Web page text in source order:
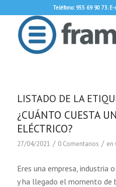
Teléfono: 955 69 90 73.
LISTADO DE LA
¿CUÁNTO CUESTA
ELÉCTRICO?
27/04/2021 / 0 Comentarios / en
Eres una empresa, industria
y ha llegado el momento de